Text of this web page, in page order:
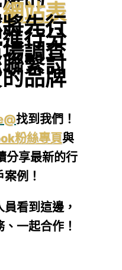
網站表
先行
行分
調查
繫討
品牌
找到我們！
粉絲專頁與
分享最新的行
例！
看到這邊，
一起合作！